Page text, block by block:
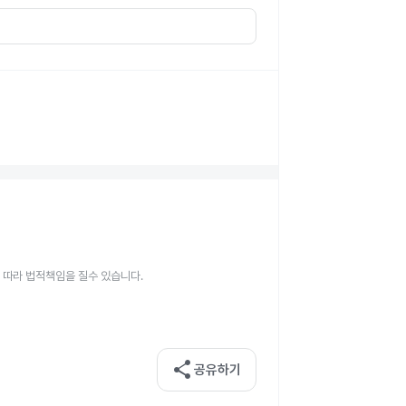
라 법적책임을 질수 있습니다.
share 공유하기